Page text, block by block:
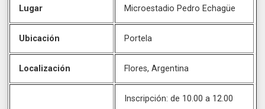
Lugar Microestadio Pedro Echagüe
Ubicación Portela
Localización Flores, Argentina
Inscripción: de 10.00 a 12.00